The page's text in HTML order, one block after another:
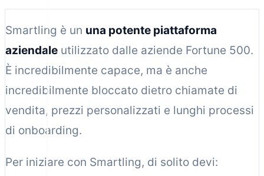
Smartling è un una potente piattaforma
aziendale utilizzato dalle aziende Fortune 500.
È incredibilmente capace, ma è anche
incredibilmente bloccato dietro chiamate di
vendita, prezzi personalizzati e lunghi processi
di onboarding.
Per iniziare con Smartling, di solito devi: